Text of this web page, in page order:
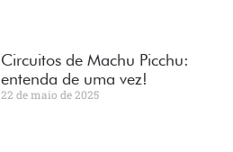
Circuitos de Machu Picchu:
entenda de uma vez!
22 de maio de 2025